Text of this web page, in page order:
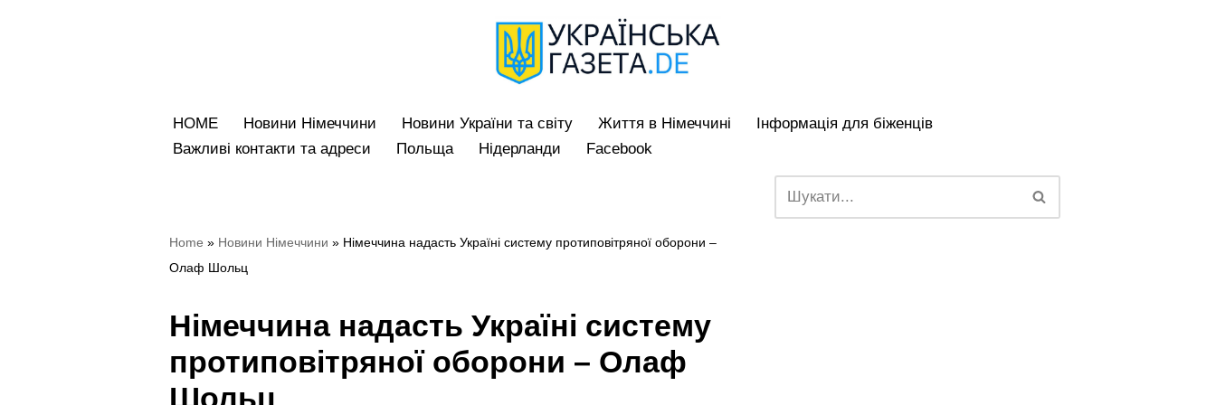
HOME
Новини Німеччини Hовини України та світу Життя в Німеччині
Iнформація для біженців
Bажливі контакти та адреси
Польща Нідерланди Facebook
Home » Новини Німеччини » Німеччина надасть Україні систему протиповітряної оборони –
Олаф Шольц
Німеччина надасть Україні систему
протиповітряної оборони – Олаф
Шольц